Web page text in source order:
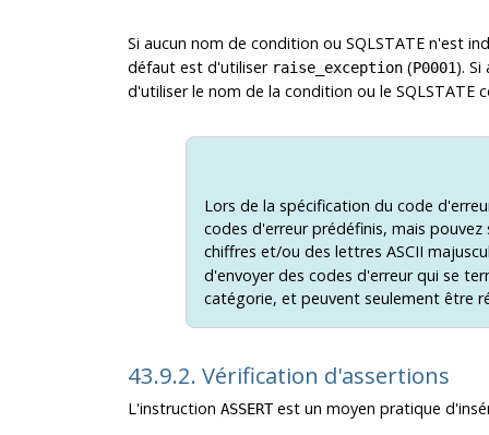
Si aucun nom de condition ou SQLSTATE n'est
défaut est d'utiliser raise_exception(P0001). Si
d'utiliser le nom de la condition ou le SQLSTATE
Lors de la spécification du code
codes d'erreur prédéfinis, mais
chiffres et/ou des lettres ASCII
d'envoyer des codes d'erreur qui se
catégorie, et peuvent seulement être
43.9.2. Vérification d'assertions
L'instruction ASSERTest un moyen pratique